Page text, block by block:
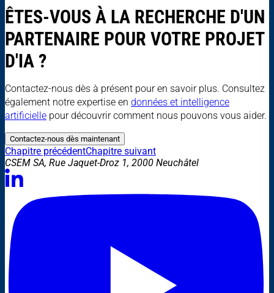
ÊTES-VOUS À LA RECHERCHE D'UN
PARTENAIRE POUR VOTRE PROJET
D'IA ?
Contactez-nous dès à présent pour en savoir plus. Consultez
également notre expertise en données et intelligence
artificielle pour découvrir comment nous pouvons vous aider.
Contactez-nous dès maintenant
Chapitre précédentChapitre suivant
CSEM SA, Rue Jaquet-Droz 1, 2000 Neuchâtel